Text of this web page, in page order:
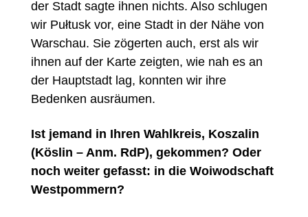
der Stadt sagte ihnen nichts. Also schlugen
wir Pułtusk vor, eine Stadt in der Nähe von
Warschau. Sie zögerten auch, erst als wir
ihnen auf der Karte zeigten, wie nah es an
der Hauptstadt lag, konnten wir ihre
Bedenken ausräumen.
Ist jemand in Ihren Wahlkreis, Koszalin
(Köslin – Anm. RdP), gekommen? Oder
noch weiter gefasst: in die Woiwodschaft
Westpommern?